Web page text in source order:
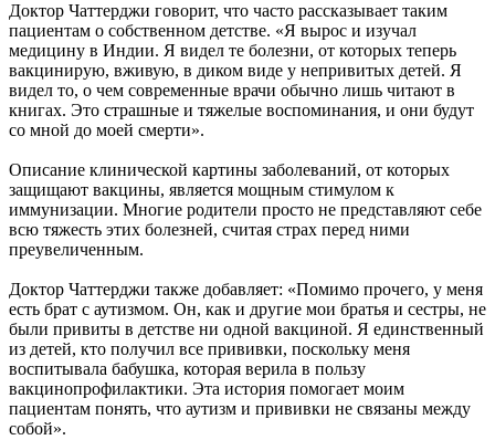
Доктор Чаттерджи говорит, что часто рассказывает таким
пациентам о собственном детстве. «Я вырос и изучал
медицину в Индии. Я видел те болезни, от которых теперь
вакцинирую, вживую, в диком виде у непривитых детей. Я
видел то, о чем современные врачи обычно лишь читают в
книгах. Это страшные и тяжелые воспоминания, и они будут
со мной до моей смерти».
Описание клинической картины заболеваний, от которых
защищают вакцины, является мощным стимулом к
иммунизации. Многие родители просто не представляют себе
всю тяжесть этих болезней, считая страх перед ними
преувеличенным.
Доктор Чаттерджи также добавляет: «Помимо прочего, у меня
есть брат с аутизмом. Он, как и другие мои братья и сестры, не
были привиты в детстве ни одной вакциной. Я единственный
из детей, кто получил все прививки, поскольку меня
воспитывала бабушка, которая верила в пользу
вакцинопрофилактики. Эта история помогает моим
пациентам понять, что аутизм и прививки не связаны между
собой».